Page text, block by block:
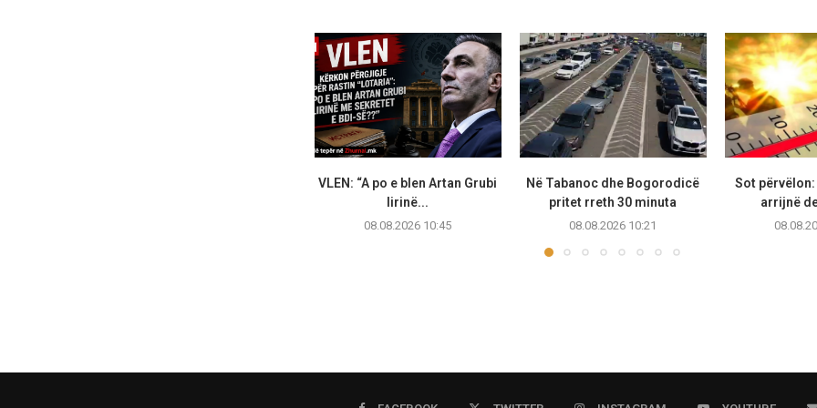
VLEN: “A po e blen Artan Grubi
lirinë...
08.08.2026 10:45
Në Tabanoc dhe Bogorodicë
pritet rreth 30 minuta
08.08.2026 10:21
Sot
arrijnë